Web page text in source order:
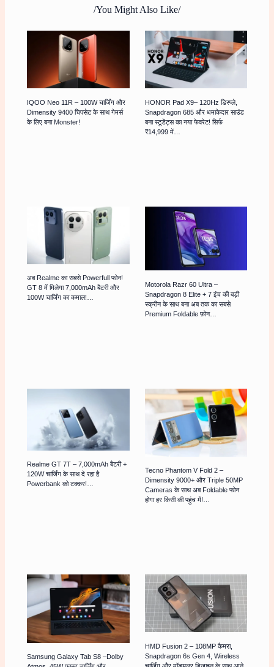
/You Might Also Like/
IQOO Neo 11R – 100W चार्जिंग और
Dimensity 9400 चिपसेट के साथ गेमर्स
के लिए बना Monster!
HONOR Pad X9– 120Hz डिस्प्ले,
Snapdragon 685 और धमाकेदार साउंड
बना स्टूडेंट्स का नया फेवरेट! सिर्फ
₹14,999 में…
अब Realme का सबसे Powerfull फोन!
GT 8 में मिलेगा 7,000mAh बैटरी और
100W चार्जिंग का कमाल!…
Motorola Razr 60 Ultra –
Snapdragon 8 Elite + 7 इंच की बड़ी
स्क्रीन के साथ बना अब तक का सबसे
Premium Foldable फ़ोन…
Realme GT 7T – 7,000mAh बैटरी +
120W चार्जिंग के साथ दे रहा है
Powerbank को टक्कर!…
Tecno Phantom V Fold 2 –
Dimensity 9000+ और Triple 50MP
Cameras के साथ अब Foldable फोन
होगा हर किसी की पहुंच में!…
Samsung Galaxy Tab S8 –Dolby
HMD Fusion 2 – 108MP कैमरा,
Snapdragon 6s Gen 4, Wireless